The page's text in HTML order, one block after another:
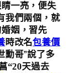
一亮，便失
我們兩個，就
姻，習先
時改名包養價
勳哥”說了多
“20天過去